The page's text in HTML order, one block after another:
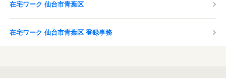
在宅ワーク 仙台市青葉区
在宅ワーク 仙台市青葉区 登録事務